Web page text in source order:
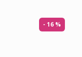
- 16 %